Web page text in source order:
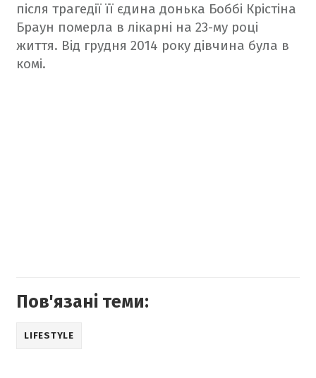
після трагедії її єдина донька Боббі Крістіна
Браун померла в лікарні на 23-му році
життя. Від грудня 2014 року дівчина була в
комі.
Пов'язані теми:
LIFESTYLE